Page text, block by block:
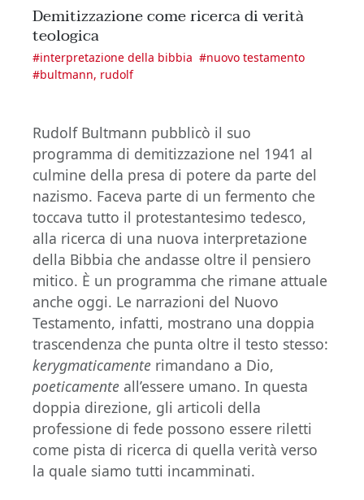
Demitizzazione come ricerca di verità
teologica
#interpretazione della bibbia #nuovo testamento
#bultmann, rudolf
Rudolf Bultmann pubblicò il suo
programma di demitizzazione nel 1941 al
culmine della presa di potere da parte del
nazismo. Faceva parte di un fermento che
toccava tutto il protestantesimo tedesco,
alla ricerca di una nuova interpretazione
della Bibbia che andasse oltre il pensiero
mitico. È un programma che rimane attuale
anche oggi. Le narrazioni del Nuovo
Testamento, infatti, mostrano una doppia
trascendenza che punta oltre il testo stesso:
kerygmaticamente rimandano a Dio,
poeticamente all’essere umano. In questa
doppia direzione, gli articoli della
professione di fede possono essere riletti
come pista di ricerca di quella verità verso
la quale siamo tutti incamminati.